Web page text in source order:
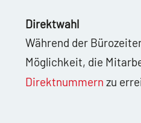
Direktwahl
Während der
Möglichkeit, die
Direktnummern zu